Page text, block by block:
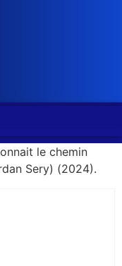
le chemin
Sery) (2024).